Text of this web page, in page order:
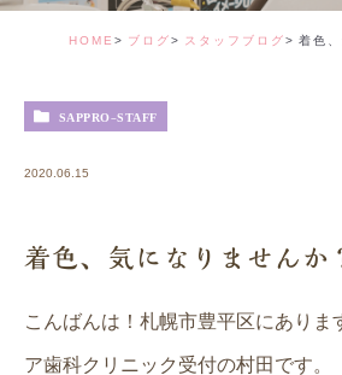
HOME ブログ スタッフブログ 着色
SAPPRO-STAFF
2020.06.15
着色、気になりませんか
こんばんは！札幌市豊平区にありま
ア歯科クリニック受付の村田です。